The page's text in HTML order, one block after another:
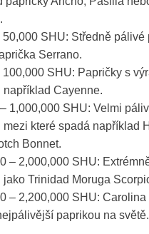
50,000 SHU: Středně pálivé
Serrano.
100,000 SHU: Papričky s
například Cayenne.
1,000,000 SHU: Velmi
mezi které spadá například
Bonnet.
– 2,000,000 SHU:
jako Trinidad Moruga
– 2,200,000 SHU: Carolina
paprikou na světě.